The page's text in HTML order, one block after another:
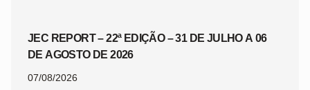
JEC REPORT – 22ª EDIÇÃO – 31 DE JULHO A 06
DE AGOSTO DE 2026
07/08/2026